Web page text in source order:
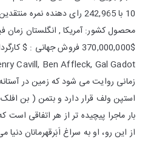
زمانی روایت می شود که زمین در
استپن ولف قرار دارد و بتمن ( بن
بار ماجرا پیچیده تر از هر اتفاقی است
از این رو، او به سراغ اَبَرقهرمانان